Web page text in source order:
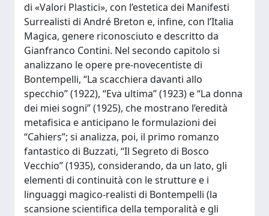
di «Valori Plastici», con l’estetica dei Manifesti
Surrealisti di André Breton e, infine, con l’Italia
Magica, genere riconosciuto e descritto da
Gianfranco Contini. Nel secondo capitolo si
analizzano le opere pre-novecentiste di
Bontempelli, “La scacchiera davanti allo
specchio” (1922), “Eva ultima” (1923) e “La donna
dei miei sogni” (1925), che mostrano l’eredità
metafisica e anticipano le formulazioni dei
“Cahiers”; si analizza, poi, il primo romanzo
fantastico di Buzzati, “Il Segreto di Bosco
Vecchio” (1935), considerando, da un lato, gli
elementi di continuità con le strutture e i
linguaggi magico-realisti di Bontempelli (la
scansione scientifica della temporalità e gli